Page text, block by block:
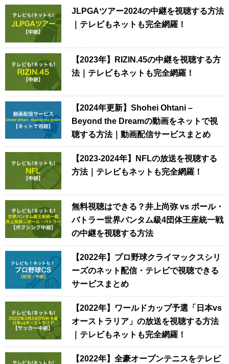
JLPGAツアー2024の中継を視聴する方法
｜テレビもネットも完全網羅！
【2023年】RIZIN.45の中継を視聴する方
法｜テレビもネットも完全網羅！
【2024年更新】Shohei Ohtani –
Beyond the Dreamの動画をネットで視
聴する方法｜動画配信サービスまとめ
【2023-2024年】NFLの放送を視聴する
方法｜テレビもネットも完全網羅！
無料視聴はできる？井上尚弥 vs ポール・
バトラー世界バンタム級4団体王座統一戦
の中継を視聴する方法
【2022年】プロ野球クライマックスシリ
ーズのネット配信・テレビで視聴できる
サービスまとめ
【2022年】ワールドカップ予選「日本vs
オーストラリア」の放送を視聴する方法
｜テレビもネットも完全網羅！
【2022年】全豪オープンテニスをテレビ